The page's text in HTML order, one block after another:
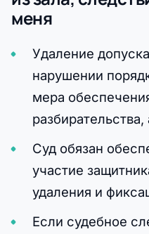
меня
Удаление
нарушении
мера
Суд обязан
участие
удаления и
Если судебное